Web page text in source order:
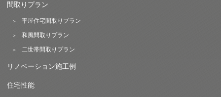
間取りプラン
平屋住宅間取りプラン
和風間取りプラン
二世帯間取りプラン
リノベーション施工例
住宅性能